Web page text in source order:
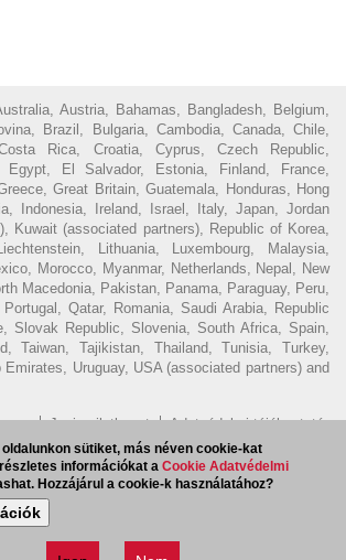
Austria, Bahamas, Bangladesh, Belgium,
Brazil, Bulgaria, Cambodia, Canada, Chile,
Rica, Croatia, Cyprus, Czech Republic,
Egypt, El Salvador, Estonia, Finland, France,
Great Britain, Guatemala, Honduras, Hong
Indonesia, Ireland, Israel, Italy, Japan, Jordan
Kuwait (associated partners), Republic of Korea,
Lithuania, Luxembourg, Malaysia,
Morocco, Myanmar, Netherlands, Nepal, New
Macedonia, Pakistan, Panama, Paraguay, Peru,
Qatar, Romania, Saudi Arabia, Republic
Slovak Republic, Slovenia, South Africa, Spain,
Taiwan, Tajikistan, Thailand, Tunisia, Turkey,
Emirates, Uruguay, USA (associated partners) and
Jogi nyilatkozat
Adatvédelmi tájékoztató
Magyar Ügyvédi Kamara
Visszaélés
Hírlevél feliratkozás
sütiket, más néven cookie-kat
információkat aCookie Adatvédelmi
Hozzájárul a cookie-k használatához?